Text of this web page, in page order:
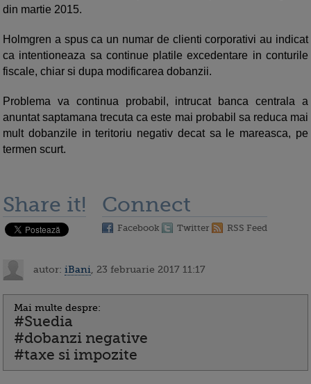
din martie 2015.
Holmgren a spus ca un numar de clienti corporativi au indicat
ca intentioneaza sa continue platile excedentare in conturile
fiscale, chiar si dupa modificarea dobanzii.
Problema va continua probabil, intrucat banca centrala a
anuntat saptamana trecuta ca este mai probabil sa reduca mai
mult dobanzile in teritoriu negativ decat sa le mareasca, pe
termen scurt.
Share it! Connect
Facebook Twitter RSS Feed
autor: iBani , 23 februarie 2017 11:17
Mai multe despre:
#Suedia
#dobanzi negative
#taxe si impozite